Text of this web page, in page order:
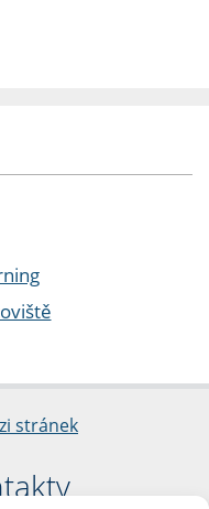
stránek